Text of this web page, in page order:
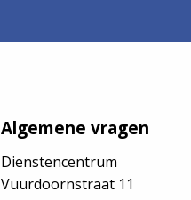
Algemene vragen
Dienstencentrum
Vuurdoornstraat 11